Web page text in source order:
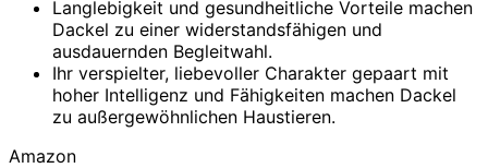
Langlebigkeit und gesundheitliche Vorteile machen
Dackel zu einer widerstandsfähigen und
ausdauernden Begleitwahl.
Ihr verspielter, liebevoller Charakter gepaart mit
hoher Intelligenz und Fähigkeiten machen Dackel
zu außergewöhnlichen Haustieren.
Amazon